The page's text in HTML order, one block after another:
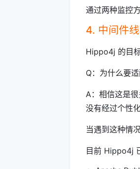
通过两种监控
4. 中间件
Hippo4j 的目
Q：为什么要
A：相信这是
没有经过个性
当遇到这种情
目前 Hippo4j